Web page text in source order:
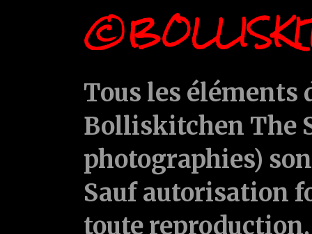
Tous les
Bolliskitchen The
photographies)
Sauf autorisation
toute